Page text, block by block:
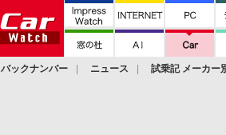
バックナンバー ニュース 試乗記 メーカー